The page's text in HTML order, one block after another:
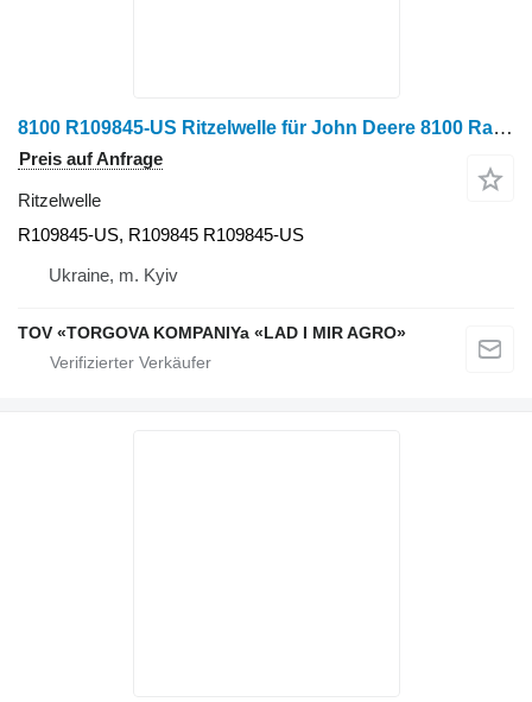
8100 R109845-US Ritzelwelle für John Deere 8100 Radtraktor
Preis auf Anfrage
Ritzelwelle
R109845-US, R109845 R109845-US
Ukraine, m. Kyiv
TOV «TORGOVA KOMPANIYa «LAD I MIR AGRO»